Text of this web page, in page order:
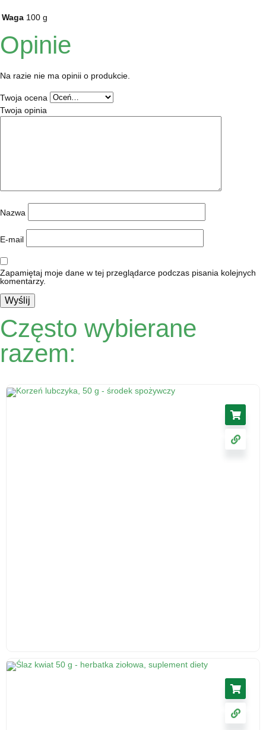
Waga 100 g
Opinie
Na razie nie ma opinii o produkcie.
Twoja ocena
Twoja opinia
Nazwa
E-mail
Zapamiętaj moje dane w tej przeglądarce podczas pisania kolejnych
komentarzy.
Często wybierane
razem:
Korzeń lubczyka, 50 g - środek spożywczy